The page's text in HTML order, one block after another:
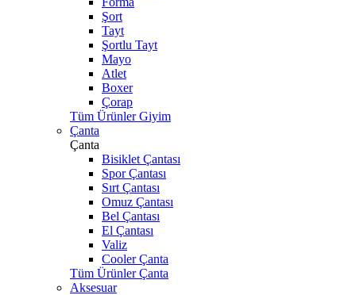
Şort
Tayt
Şortlu Tayt
Mayo
Atlet
Boxer
Çorap
Tüm Ürünler Giyim
Çanta
Çanta
Bisiklet Çantası
Spor Çantası
Sırt Çantası
Omuz Çantası
Bel Çantası
El Çantası
Valiz
Cooler Çanta
Tüm Ürünler Çanta
Aksesuar